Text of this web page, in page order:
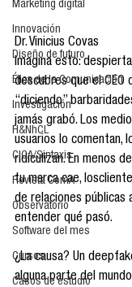
Marketing digital
Innovación
Diseño de futuro
Ética de la Comunicación
Investigación
H&NhCL
CICA/Sintaxis
Revista ComA
Observatorio
Software del mes
Cursos
Casos de estudio
Dr. Vinicius Covas
Imagina esto:
descubres que el
“diciendo”
jamás grabó. Los
usuarios lo comentan,
ridiculizan. En menos
tu marca cae,
de relaciones públicas
entender qué pasó.
¿La causa? Un
alguna parte del